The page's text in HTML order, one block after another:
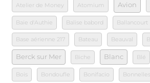
Atelier de Money Atomium Avion
Baie d'Authie Balise babord Ballancourt
Base aérienne 217 Bateau Beauval
Berck sur Mer Biche Blanc Blé
Bois Bondoufle Bonifacio Bonnelles